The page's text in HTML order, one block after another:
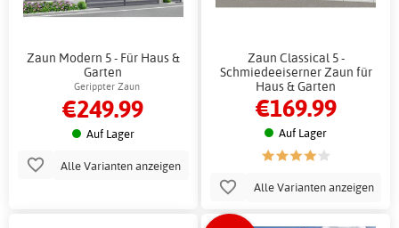
Zaun Modern 5 - Für Haus &
Garten
Gerippter Zaun
€249.99
Auf Lager
Alle Varianten anzeigen
Zaun Classical 5 -
Schmiedeeiserner Zaun für
Haus & Garten
€169.99
Auf Lager
Alle Varianten anzeigen